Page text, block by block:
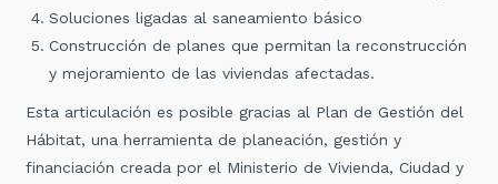
Soluciones ligadas al saneamiento básico
Construcción de planes que permitan la reconstrucción
y mejoramiento de las viviendas afectadas.
Esta articulación es posible gracias al Plan de Gestión del
Hábitat, una herramienta de planeación, gestión y
financiación creada por el Ministerio de Vivienda, Ciudad y